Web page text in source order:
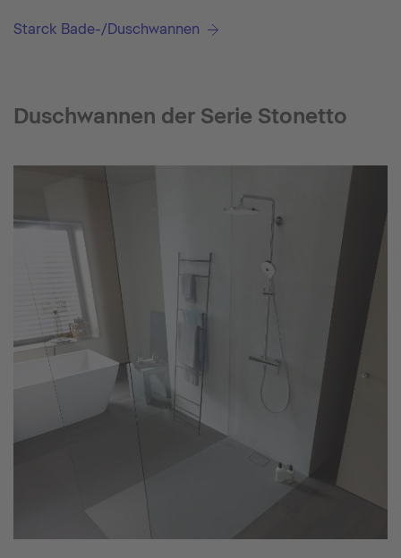
Starck Bade-/Duschwannen
Duschwannen der Serie Stonetto